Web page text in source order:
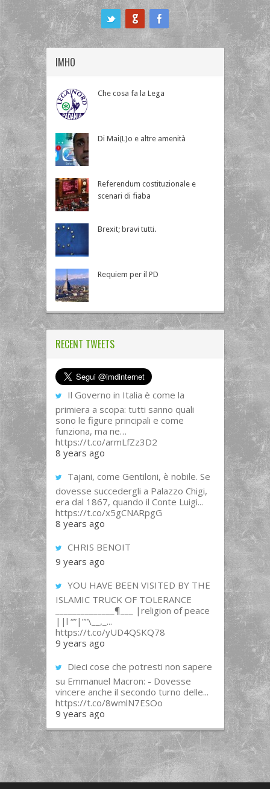
IMHO
Che cosa fa la Lega
Di Mai(L)o e altre amenità
Referendum costituzionale e
scenari di fiaba
Brexit; bravi tutti.
Requiem per il PD
RECENT TWEETS
Il Governo in Italia è come la
primiera a scopa: tutti sanno quali
sono le figure principali e come
funziona, ma ne…
https://t.co/armLfZz3D2
8 years ago
Tajani, come Gentiloni, è nobile. Se
dovesse succedergli a Palazzo Chigi,
era dal 1867, quando il Conte Luigi...
https://t.co/x5gCNARpgG
8 years ago
CHRIS BENOIT
9 years ago
YOU HAVE BEEN VISITED BY THE
ISLAMIC TRUCK OF TOLERANCE
______________¶___ |religion of peace
||l “”|””\__,_...
https://t.co/yUD4QSKQ78
9 years ago
Dieci cose che potresti non sapere
su Emmanuel Macron: - Dovesse
vincere anche il secondo turno delle...
https://t.co/8wmlN7ESOo
9 years ago